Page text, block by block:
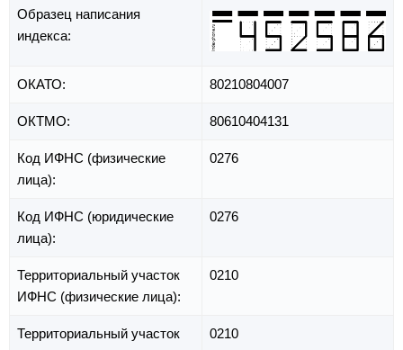
Образец написания
индекса:
ОКАТО: 80210804007
ОКТМО: 80610404131
Код ИФНС (физические
лица):
0276
Код ИФНС (юридические
лица):
0276
Территориальный участок
ИФНС (физические лица):
0210
Территориальный участок
0210